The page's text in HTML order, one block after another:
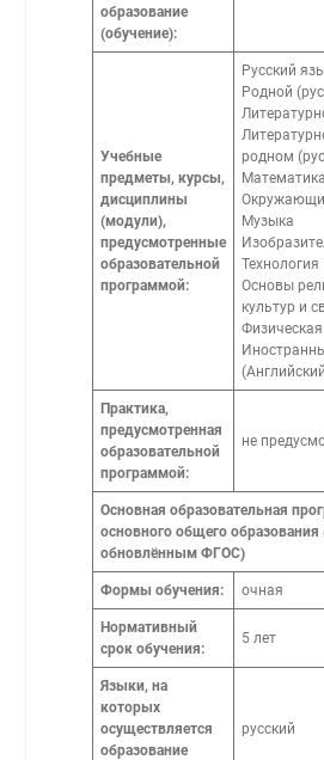
образование
(обучение):
Учебные
предметы, курсы,
дисциплины
(модули),
предусмотренные
образовательной
программой:
Русский
Родной
родном
Математика
Музыка
Технология
Основы
культур и
Практика,
предусмотренная
образовательной
программой:
не
Основная образовательная
основного общего образования
обновлённым ФГОС)
Формы обучения: очная
Нормативный
срок обучения:
5 лет
Языки, на
которых
осуществляется
образование
русский